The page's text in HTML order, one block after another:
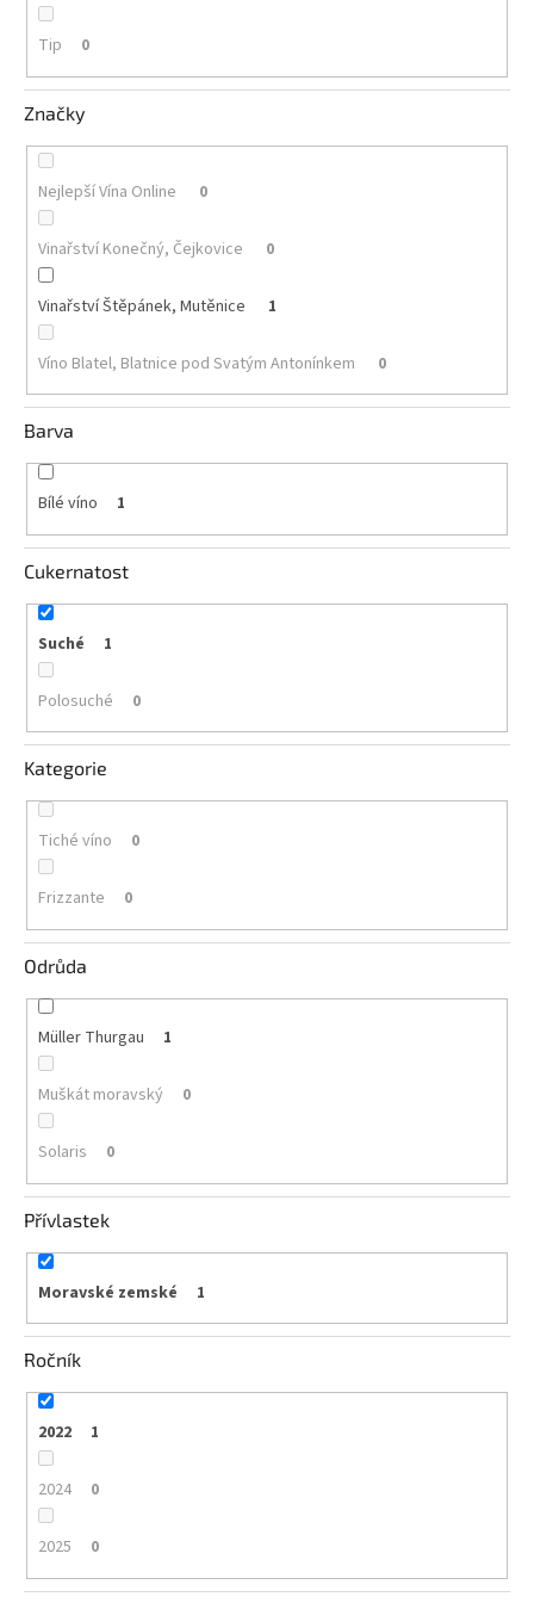
Akční
Poslední
láhve
skladem
Cuvée
vína
Klarety
Vína
jakosti
Víno
obsahu
Dárkové
balení
vína
Vývrtky
BiB
-
větší
Ostatní
vína
Značky
Přihlášení
Tip 0
Značky
Nejlepší Vína Online 0
Vinařství Konečný, Čejkovice 0
Vinařství Štěpánek, Mutěnice 1
Víno Blatel, Blatnice pod Svatým Antonínkem 0
Barva
Bílé víno 1
Cukernatost
Suché 1
Polosuché 0
Kategorie
Tiché víno 0
Frizzante 0
Odrůda
Müller Thurgau 1
Muškát moravský 0
Solaris 0
Přívlastek
Moravské zemské 1
Ročník
2022 1
2024 0
2025 0